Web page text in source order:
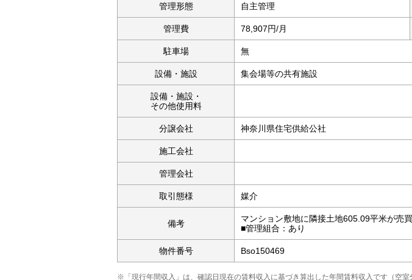
管理形態 自主管理
管理費 78,907円/月
駐車場 無
設備・施設 集会場等の共有施設
設備・施設・
その他使用料
分譲会社 神奈川県住宅供給公社
施工会社
管理会社
取引態様 媒介
備考
マンション敷地に隣接土地605.09平米が売
■管理組合：あり
物件番号 Bso150469
※「現行年間収入」は、確認日現在の賃料収入に基づき算出した年間賃料収入です（空